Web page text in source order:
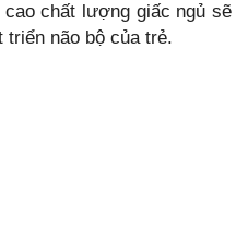
cao chất lượng giấc ngủ sẽ
triển não bộ của trẻ.